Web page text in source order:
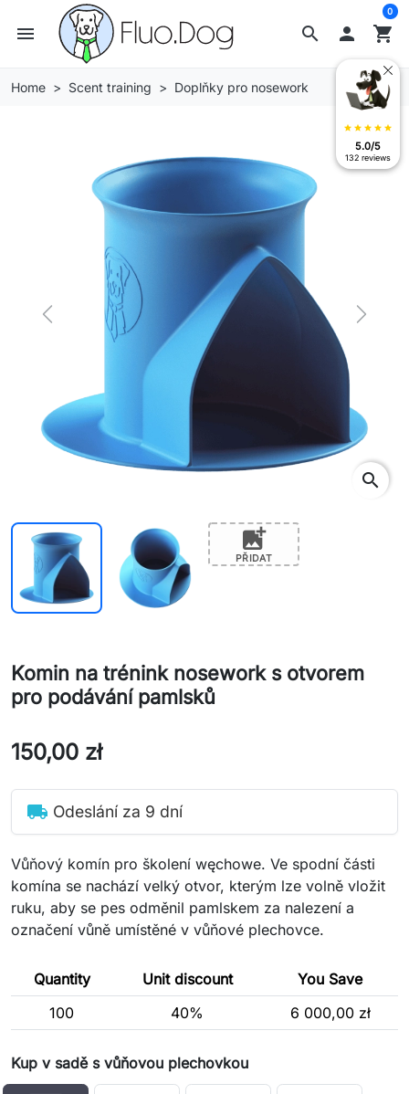
search
menu  shopping_cart
0
Home Scent training Doplňky pro nosework
Previous Next
search
add_photo_alternate
PŘIDAT
Komin na trénink nosework s otvorem
pro podávání pamlsků
150,00 zł
local_shipping Odeslání za 9 dní
Vůňový komín pro školení węchowe. Ve spodní části
komína se nachází velký otvor, kterým lze volně vložit
ruku, aby se pes odměnil pamlskem za nalezení a
označení vůně umístěné v vůňové plechovce.
Quantity Unit discount
You Save
100
40% 6 000,00 zł
Kup v sadě s vůňovou plechovkou
star star star star star
5.0/5
132 reviews